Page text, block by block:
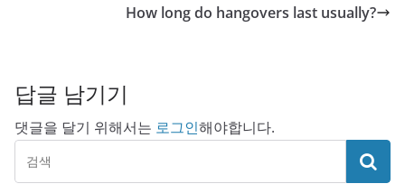
How long do hangovers last usually?
답글 남기기
댓글을 달기 위해서는 로그인해야합니다.